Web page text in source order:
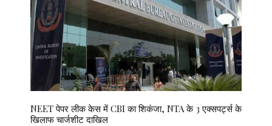
NEET पेपर लीक केस में CBI का शिकंजा, NTA के 3 एक्सपर्ट्स के
खिलाफ चार्जशीट दाखिल